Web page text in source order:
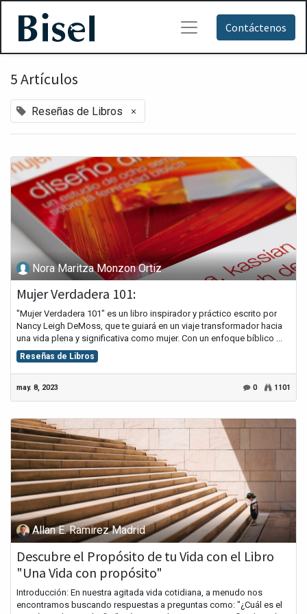
Contáctenos
5 Artículos
Reseñas de Libros ×
Nora Maritza Monzon Ortiz
Mujer Verdadera 101:
"Mujer Verdadera 101" es un libro inspirador y práctico escrito por
Nancy Leigh DeMoss, que te guiará en un viaje transformador hacia
una vida plena y significativa como mujer. Con un enfoque bíblico ...
Reseñas de Libros
may. 8, 2023 0 1101
Allan E. Ramirez Madrid
Descubre el Propósito de tu Vida con el Libro
"Una Vida con propósito"
Introducción: En nuestra agitada vida cotidiana, a menudo nos
encontramos buscando respuestas a preguntas como: "¿Cuál es el